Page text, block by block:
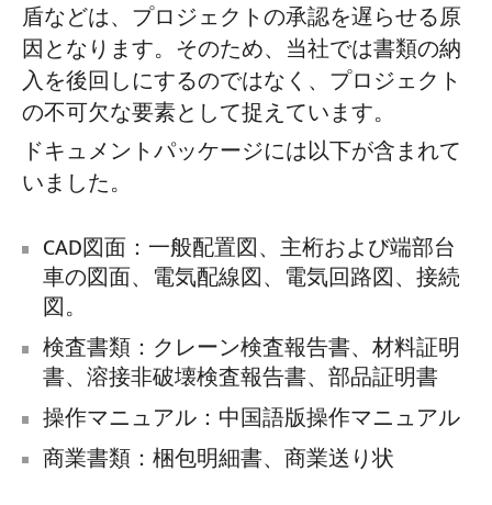
盾などは、プロジェクトの承認を遅らせる原
因となります。そのため、当社では書類の納
入を後回しにするのではなく、プロジェクト
の不可欠な要素として捉えています。
ドキュメントパッケージには以下が含まれて
いました。
CAD図面：一般配置図、主桁および端部台
車の図面、電気配線図、電気回路図、接続
図。
検査書類：クレーン検査報告書、材料証明
書、溶接非破壊検査報告書、部品証明書
操作マニュアル：中国語版操作マニュアル
商業書類：梱包明細書、商業送り状